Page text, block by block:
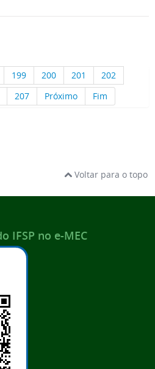
199 200 201
202
207 Próximo Fim
Voltar para o topo
IFSP no e-MEC